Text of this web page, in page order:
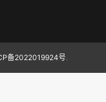
备2022019924号.